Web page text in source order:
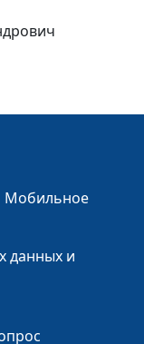
#618
Мобильное
данных и